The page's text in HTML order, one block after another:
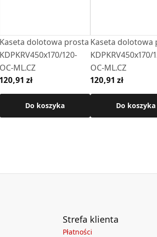
Kaseta dolotowa prosta
KDPKRV450x170/120-
OC-ML.CZ
120,91 zł
Do koszyka
Kaseta dolotowa
KDPKRV450x170/
OC-ML.CZ
120,91 zł
Do koszyka
Strefa klienta
Płatności